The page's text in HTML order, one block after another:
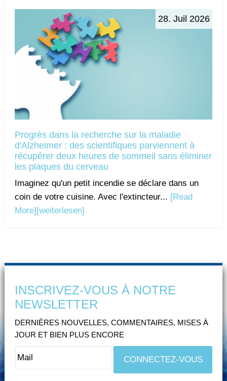
28. Juil 2026
Progrès dans la recherche sur la maladie
d'Alzheimer : des scientifiques parviennent à
récupérer deux heures de sommeil sans éliminer
les plaques du cerveau
Imaginez qu'un petit incendie se déclare dans un
coin de votre cuisine. Avec l'extincteur... [Read
More] [weiterlesen]
INSCRIVEZ-VOUS À NOTRE
NEWSLETTER
DERNIÈRES NOUVELLES, COMMENTAIRES, MISES À
JOUR ET BIEN PLUS ENCORE